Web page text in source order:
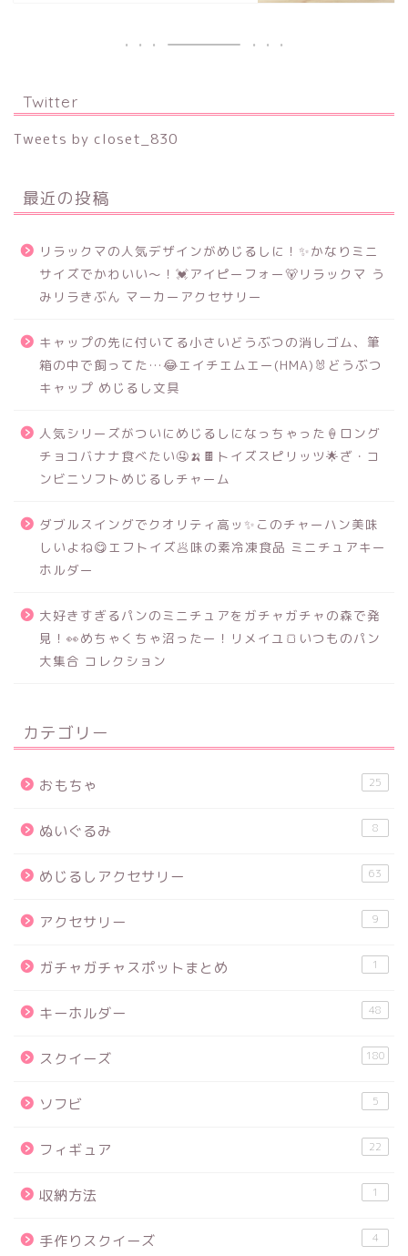
Twitter
Tweets by closet_830
最近の投稿
リラックマの人気デザインがめじるしに！✨かなりミニ
サイズでかわいい～！💓アイピーフォー🐻リラックマ う
みリラきぶん マーカーアクセサリー
キャップの先に付いてる小さいどうぶつの消しゴム、筆
箱の中で飼ってた…😂エイチエムエー(HMA)🐰どうぶつ
キャップ めじるし文具
人気シリーズがついにめじるしになっちゃった🍦ロング
チョコバナナ食べたい🤤🍌🍫トイズスピリッツ🌟ざ・コ
ンビニソフトめじるしチャーム
ダブルスイングでクオリティ高ッ✨このチャーハン美味
しいよね😋エフトイズ🥟味の素冷凍食品 ミニチュアキー
ホルダー
大好きすぎるパンのミニチュアをガチャガチャの森で発
見！👀めちゃくちゃ沼ったー！リメイユ🍞いつものパン
大集合 コレクション
カテゴリー
おもちゃ 25
ぬいぐるみ 8
めじるしアクセサリー 63
アクセサリー 9
ガチャガチャスポットまとめ 1
キーホルダー 48
スクイーズ 180
ソフビ 5
フィギュア 22
収納方法 1
手作りスクイーズ 4